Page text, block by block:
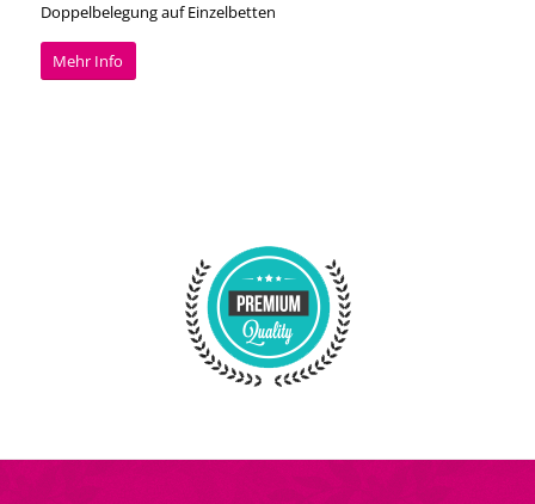
Doppelbelegung auf Einzelbetten
Mehr Info